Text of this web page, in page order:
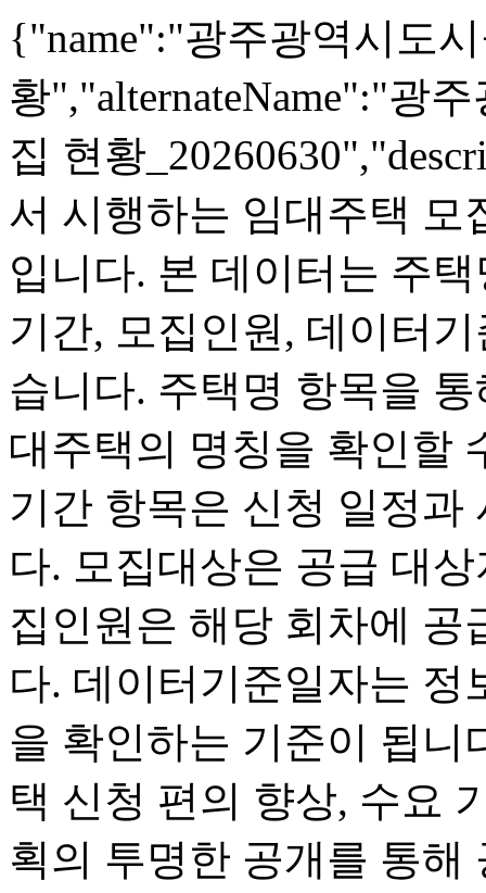
{"name":"광주광역시도
황","alternateName":"광
집 현황
서 시행하는 임대주택 모
입니다. 본 데이터는 주
기간, 모집인원, 데이터
습니다. 주택명 항목을
대주택의 명칭을 확인할
기간 항목은 신청 일정과
다. 모집대상은 공급 대
집인원은 해당 회차에 공
다. 데이터기준일자는 정
을 확인하는 기준이 됩니
택 신청 편의 향상, 수요
획의 투명한 공개를 통해